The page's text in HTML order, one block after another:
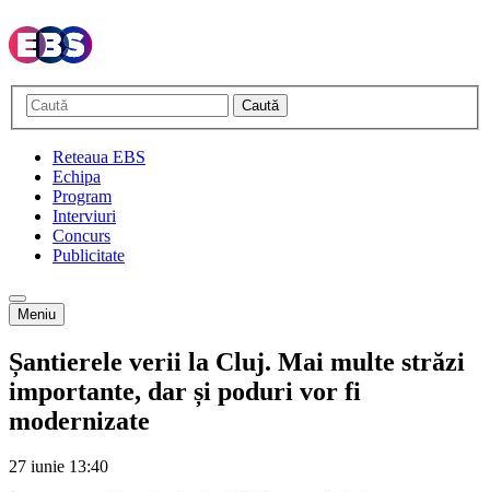
Caută
Reteaua EBS
Echipa
Program
Interviuri
Concurs
Publicitate
Meniu
Șantierele verii la Cluj. Mai multe străzi
importante, dar și poduri vor fi
modernizate
27 iunie 13:40